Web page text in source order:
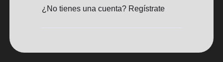
¿No tienes una cuenta? Regístrate